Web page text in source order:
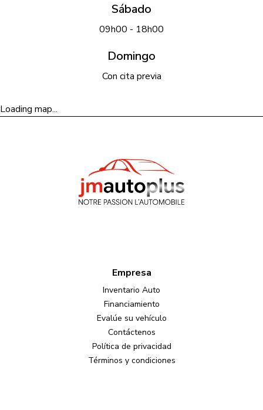
Sábado
09h00 - 18h00
Domingo
Con cita previa
Loading map...
Empresa
Inventario Auto
Financiamiento
Evalúe su vehículo
Contáctenos
Política de privacidad
Términos y condiciones